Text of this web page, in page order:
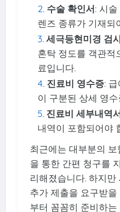
수술 확인서: 시
렌즈 종류가 기재되
세극등현미경 검
혼탁 정도를 객관적
료입니다.
진료비 영수증:
이 구분된 상세 영
진료비 세부내역
내역이 포함되어야
최근에는 대부분의
을 통한 간편 청구를
리해졌습니다. 하지만
추가 제출을 요구받
부터 꼼꼼히 준비하는